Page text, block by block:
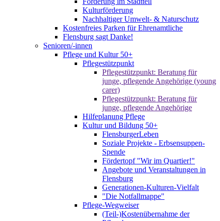
Kulturförderung
Nachhaltiger Umwelt- & Naturschutz
Kostenfreies Parken für Ehrenamtliche
Flensburg sagt Danke!
Senioren/-innen
Pflege und Kultur 50+
Pflegestützpunkt
Pflegestützpunkt: Beratung für
junge, pflegende Angehörige (young
carer)
Pflegestützpunkt: Beratung für
junge, pflegende Angehörige
Hilfeplanung Pflege
Kultur und Bildung 50+
FlensburgerLeben
Soziale Projekte - Erbsensuppen-
Spende
Fördertopf "Wir im Quartier!"
Angebote und Veranstaltungen in
Flensburg
Generationen-Kulturen-Vielfalt
"Die Notfallmappe"
Pflege-Wegweiser
(Teil-)Kostenübernahme der